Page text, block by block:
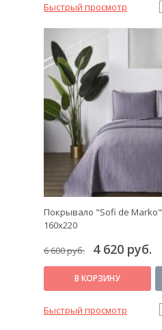
Быстрый просмотр
Покрывало "Sofi de Marko"
160х220
6 600 руб. 4 620 руб.
В КОРЗИНУ
Быстрый просмотр